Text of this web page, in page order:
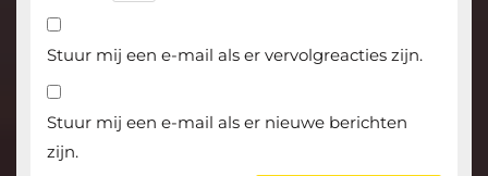
Stuur mij een e-mail als er vervolgreacties zijn.
Stuur mij een e-mail als er nieuwe berichten
zijn.